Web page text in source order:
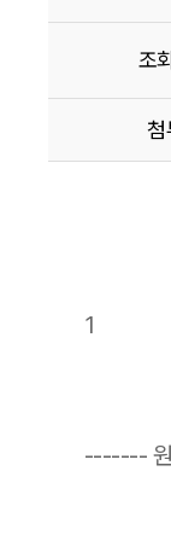
조
첨
1
-------